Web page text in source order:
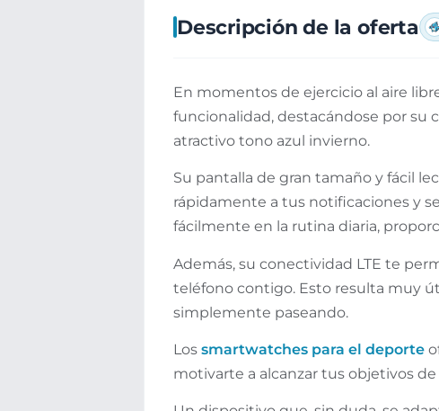
Descripción de la oferta
En momentos de ejercicio al aire
funcionalidad, destacándose por su
atractivo tono azul invierno.
Su pantalla de gran tamaño y fácil
rápidamente a tus notificaciones y
fácilmente en la rutina diaria,
Además, su conectividad LTE te
teléfono contigo. Esto resulta muy
simplemente paseando.
Los smartwatches para el deporte
motivarte a alcanzar tus objetivos